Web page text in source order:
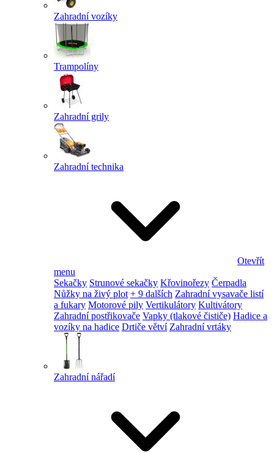
Zahradní vozíky
Trampolíny
Zahradní grily
Zahradní technika
Otevřít
menu
Sekačky Strunové sekačky Křovinořezy Čerpadla
Nůžky na živý plot + 9 dalších Zahradní vysavače listí
a fukary Motorové pily Vertikulátory Kultivátory
Zahradní postřikovače Vapky (tlakové čističe) Hadice a
vozíky na hadice Drtiče větví Zahradní vrtáky
Zahradní nářadí